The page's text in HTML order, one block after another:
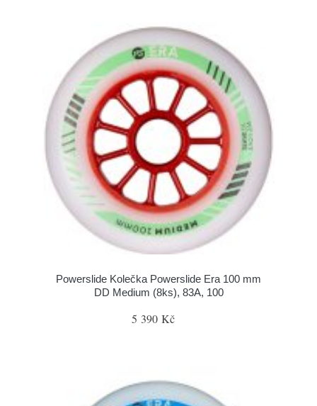
Powerslide Kolečka Powerslide Era 100 mm
DD Medium (8ks), 83A, 100
5 390 Kč